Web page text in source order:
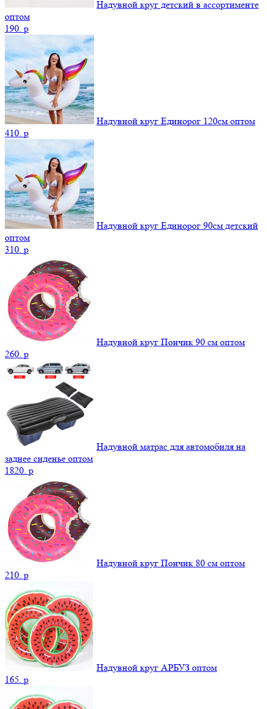
Надувной круг детский в ассортименте
оптом
190. p
Надувной круг Единорог 120см оптом
410. p
Надувной круг Единорог 90см детский
оптом
310. p
Надувной круг Пончик 90 см оптом
260. p
Надувной матрас для автомобиля на
заднее сиденье оптом
1820. p
Надувной круг Пончик 80 см оптом
210. p
Надувной круг АРБУЗ оптом
165. p